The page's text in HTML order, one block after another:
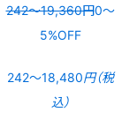
242〜19,360円0〜
5%OFF
242〜18,480円（税
込）